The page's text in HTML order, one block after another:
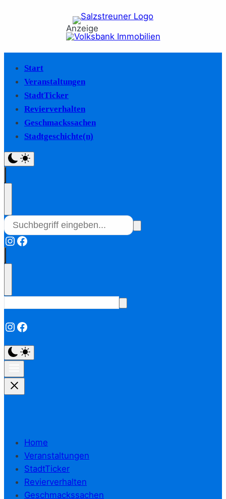
Anzeige
Start
Veranstaltungen
StadtTicker
Revierverhalten
Geschmackssachen
Stadtgeschichte(n)
Instagram
Facebook
Instagram
Facebook
Home
Veranstaltungen
StadtTicker
Revierverhalten
Geschmackssachen